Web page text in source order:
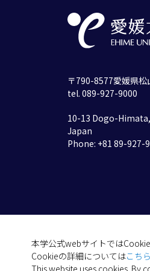
本学公式webサイトでは
Cookieの詳細についてはこちら
This website uses cookies. By
〒790-8577愛媛県
tel. 089-927-9000
10-13 Dogo-
Japan
Phone: +81 89-927-